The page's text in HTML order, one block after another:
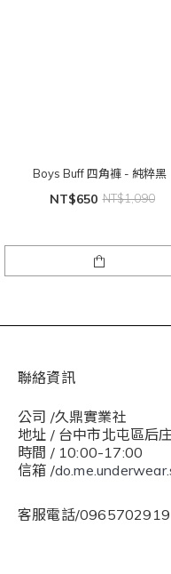
Boys Buff 四角褲 - 純粹黑
NT$650 NT$1,090
聯絡資訊
公司 /久鼎實業社
地址 / 台中市北屯區后
時間 / 10:00-17:00
信箱 /
客服電話/0965702919